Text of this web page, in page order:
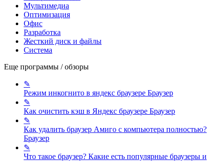
Мультимедиа
Оптимизация
Офис
Разработка
Жесткий диск и файлы
Система
Еще программы / обзоры
✎
Режим инкогнито в яндекс браузере Браузер
✎
Как очистить кэш в Яндекс браузере Браузер
✎
Как удалить браузер Амиго с компьютера полностью?
Браузер
✎
Что такое браузер? Какие есть популярные браузеры и